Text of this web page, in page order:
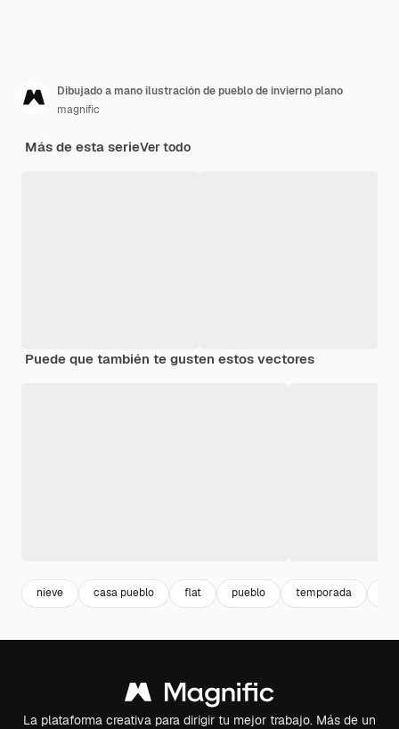
Dibujado a mano ilustración de pueblo de invierno plano
magnific
Más de esta serieVer todo
Puede que también te gusten estos vectores
nieve casa pueblo flat pueblo temporada
La plataforma creativa para dirigir tu mejor trabajo. Más de un